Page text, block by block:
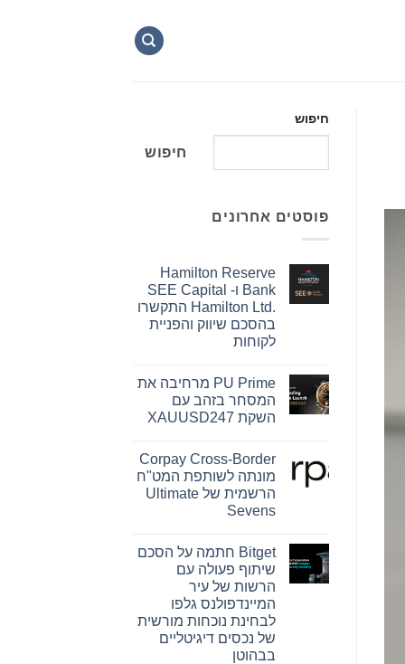
חיפוש
חיפוש
פוסטים אחרונים
Hamilton Reserve
Bank ו- SEE Capital
Hamilton Ltd.‎ התקשרו
בהסכם שיווק והפניית
לקוחות
על
Hamilton
Reserve
Bank
Capital
Hamilton
Ltd.‎
התקשרו
בהסכם
שיווק
PU Prime מרחיבה את
המסחר בזהב עם
השקת XAUUSD247
על
PU
Prime
מרחיבה
את
המסחר
השקת
XAUUSD247
Corpay Cross-Border
מונתה לשותפת המט"ח
הרשמית של Ultimate
Sevens
על
Corpay
Cross-
Border
מונתה
לשותפת
המט"ח
הרשמית
של
Ultimate
Bitget חתמה על הסכם
שיתוף פעולה עם
הרשות של עיר
המיינדפולנס גלפו
לבחינת נוכחות מורשית
של נכסים דיגיטליים
בבהוטן